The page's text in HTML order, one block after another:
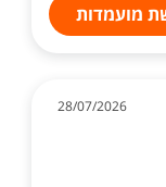
מועמדות
28/07/2026